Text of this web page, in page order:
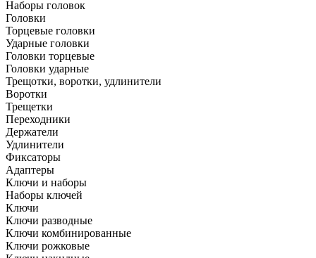
Наборы головок
Головки
Торцевые головки
Ударные головки
Головки торцевые
Головки ударные
Трещотки, воротки, удлинители
Воротки
Трещетки
Переходники
Держатели
Удлинители
Фиксаторы
Адаптеры
Ключи и наборы
Наборы ключей
Ключи
Ключи разводные
Ключи комбинированные
Ключи рожковые